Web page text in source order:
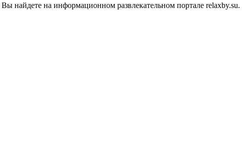
на информационном развлекательном портале relaxby.su.